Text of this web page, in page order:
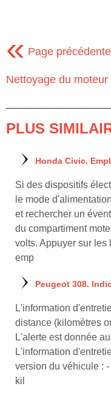
« Page précédente
Nettoyage du moteur
PLUS
Honda Civic.
Si des dispositifs
le mode
et rechercher un
du compartiment
volts. Appuyer sur les
emp
Peugeot 308.
L'information
distance (kilomètres
L'alerte est donnée
L'information
version du véhicule :
kil